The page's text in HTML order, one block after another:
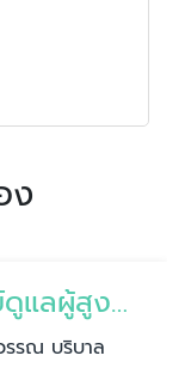
ง
ศูนย์ดูแลผู้สูงอายุที่บ้าน
รณ บริบาล